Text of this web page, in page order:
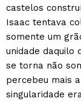
castelos
Isaac tentava
somente um
unidade daquilo
se torna não
percebeu mais
singularidade